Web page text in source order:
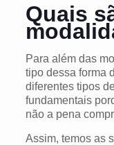
Quais
Para além das
tipo dessa forma
diferentes tipos
fundamentais
não a pena
Assim, temos as